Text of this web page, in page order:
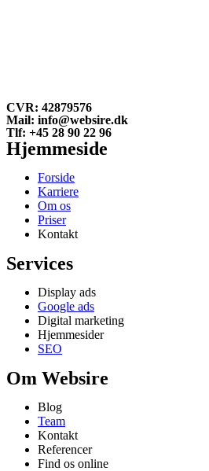
CVR: 42879576
Mail: info@websire.dk
Tlf: +45 28 90 22 96
Hjemmeside
Forside
Karriere
Om os
Priser
Kontakt
Services
Display ads
Google ads
Digital marketing
Hjemmesider
SEO
Om Websire
Blog
Team
Kontakt
Referencer
Find os online